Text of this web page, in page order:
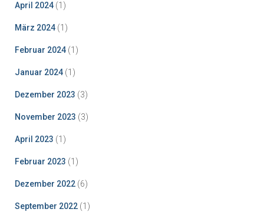
April 2024 (1)
März 2024 (1)
Februar 2024 (1)
Januar 2024 (1)
Dezember 2023 (3)
November 2023 (3)
April 2023 (1)
Februar 2023 (1)
Dezember 2022 (6)
September 2022 (1)